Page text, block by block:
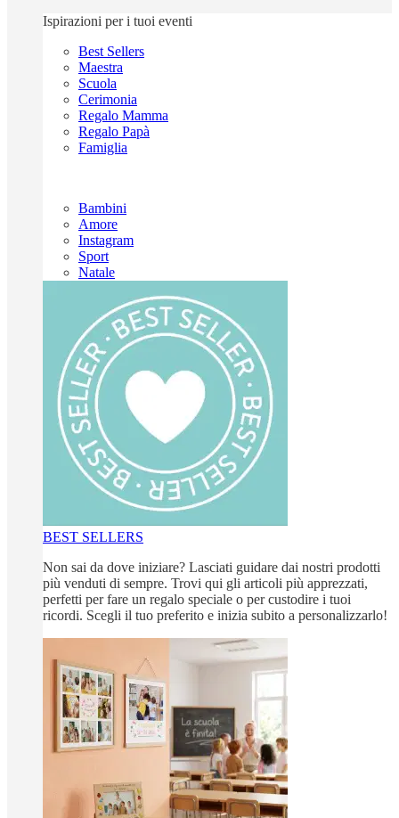
Ispirazioni per i tuoi eventi
Best Sellers
Maestra
Scuola
Cerimonia
Regalo Mamma
Regalo Papà
Famiglia
Bambini
Amore
Instagram
Sport
Natale
BEST SELLERS
Non sai da dove iniziare? Lasciati guidare dai nostri prodotti
più venduti di sempre. Trovi qui gli articoli più apprezzati,
perfetti per fare un regalo speciale o per custodire i tuoi
ricordi. Scegli il tuo preferito e inizia subito a personalizzarlo!